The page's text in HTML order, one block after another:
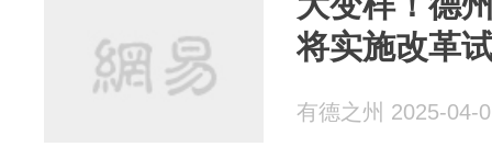
将实施改革
有德之州 2025-04-